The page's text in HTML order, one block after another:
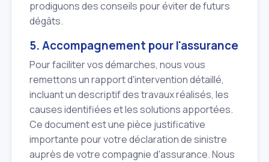
prodiguons des conseils pour éviter de futurs
dégâts.
5. Accompagnement pour l'assurance
Pour faciliter vos démarches, nous vous
remettons un rapport d'intervention détaillé,
incluant un descriptif des travaux réalisés, les
causes identifiées et les solutions apportées.
Ce document est une pièce justificative
importante pour votre déclaration de sinistre
auprès de votre compagnie d'assurance. Nous